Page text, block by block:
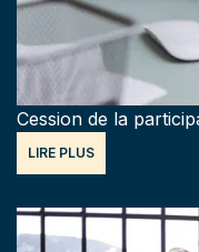
Cession de la
LIRE PLUS